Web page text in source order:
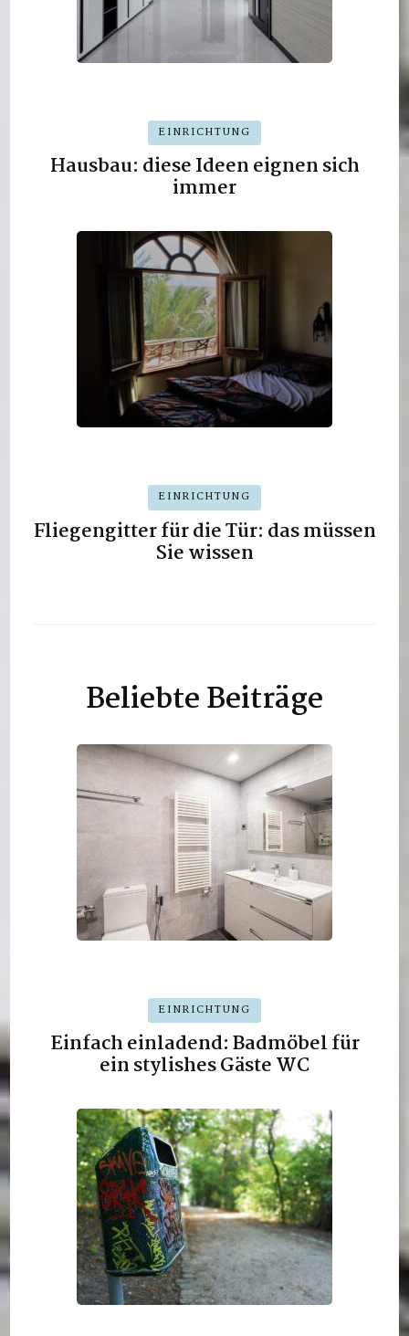
EINRICHTUNG
Hausbau: diese Ideen eignen sich
immer
EINRICHTUNG
Fliegengitter für die Tür: das müssen
Sie wissen
Beliebte Beiträge
EINRICHTUNG
Einfach einladend: Badmöbel für
ein stylishes Gäste WC